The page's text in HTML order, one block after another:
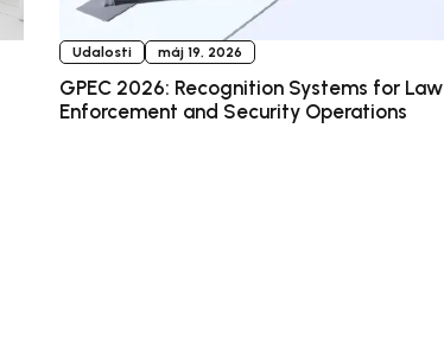
Udalosti máj 19, 2026
GPEC 2026: Recognition Systems for Law
Enforcement and Security Operations